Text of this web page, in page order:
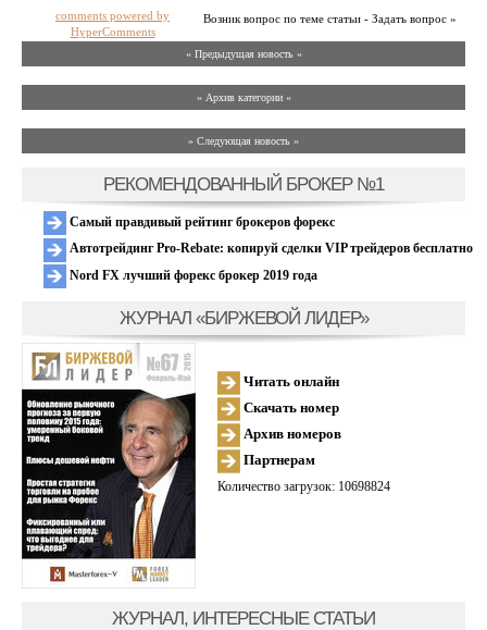
Возник вопрос по теме статьи - Задать вопрос »
comments powered by
HyperComments
« Предыдущая новость «
» Архив категории «
» Следующая новость »
РЕКОМЕНДОВАННЫЙ БРОКЕР №1
Самый правдивый рейтинг брокеров форекс
Автотрейдинг Pro-Rebate: копируй сделки VIP трейдеров бесплатно
Nord FX лучший форекс брокер 2019 года
ЖУРНАЛ «БИРЖЕВОЙ ЛИДЕР»
Читать онлайн
Скачать номер
Архив номеров
Партнерам
Количество загрузок: 10698824
ЖУРНАЛ, ИНТЕРЕСНЫЕ СТАТЬИ